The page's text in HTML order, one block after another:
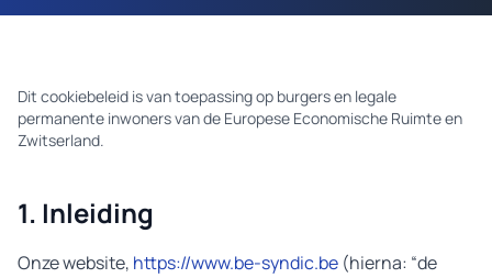
Dit cookiebeleid is van toepassing op burgers en legale
permanente inwoners van de Europese Economische Ruimte en
Zwitserland.
1. Inleiding
Onze website, https://www.be-syndic.be (hierna: “de